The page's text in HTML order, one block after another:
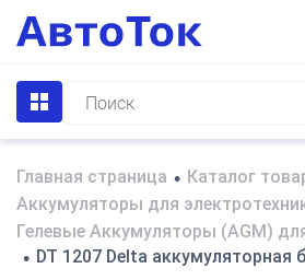
Главная страница • Каталог
Аккумуляторы для
Гелевые Аккумуляторы (AGM)
• DT 1207 Delta аккумуляторная